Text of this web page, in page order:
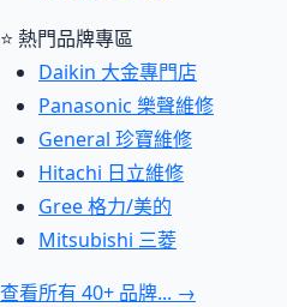
⭐ 熱門品牌專區
Daikin 大金專門店
Panasonic 樂聲維修
General 珍寶維修
Hitachi 日立維修
Gree 格力/美的
Mitsubishi 三菱
查看所有 40+ 品牌... →